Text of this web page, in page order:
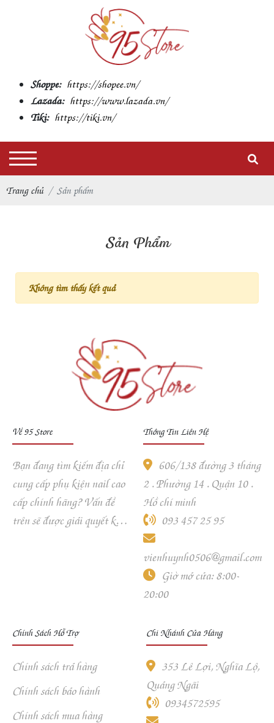
Shoppe: https://shopee.vn/
Lazada: https://www.lazada.vn/
Tiki: https://tiki.vn/
Trang chủ Sản phẩm
Sản Phẩm
Không tìm thấy kết quả
Về 95 Store
Bạn đang tìm kiếm địa chỉ
cung cấp phụ kiện nail cao
cấp chính hãng? Vấn đề
trên sẽ được giải quyết khi
Thông Tin Liên Hệ
606/138 đường 3 tháng
2 . Phường 14 . Quận 10 .
Hồ chí minh
093 457 25 95
vienhuynh0506@gmail.com
Giờ mở cửa: 8:00-
20:00
Chính Sách Hỗ Trợ
Chính sách trả hàng
Chính sách bảo hành
Chính sách mua hàng
Chi Nhánh Cửa Hàng
353 Lê Lợi, Nghĩa Lộ,
Quảng Ngãi
0934572595